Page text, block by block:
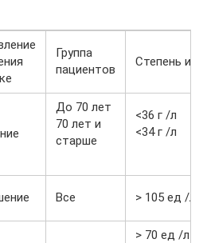
Группа
пациентов
Степень
До 70 лет
70 лет и
старше
<36 г /л
<34 г /л
Все > 105 ед /л
> 70 ед /л